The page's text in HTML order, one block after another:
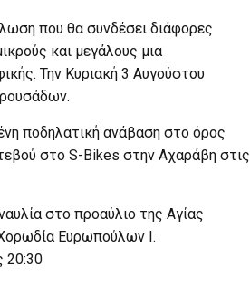
που θα συνδέσει διάφορες
και μεγάλους μια
Την Κυριακή 3 Αυγούστου
ποδηλατική ανάβαση στο όρος
στο S-Bikes στην Αχαράβη στις
στο προαύλιο της Αγίας
Ευρωπούλων Ι.
20:30